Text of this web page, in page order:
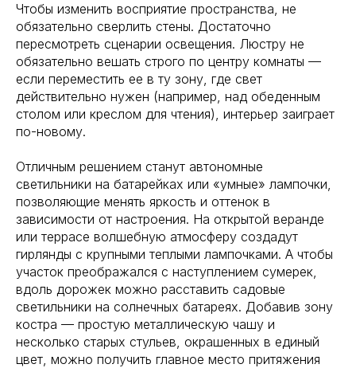
Чтобы изменить восприятие пространства, не
обязательно сверлить стены. Достаточно
пересмотреть сценарии освещения. Люстру не
обязательно вешать строго по центру комнаты —
если переместить ее в ту зону, где свет
действительно нужен (например, над обеденным
столом или креслом для чтения), интерьер заиграет
по-новому.
Отличным решением станут автономные
светильники на батарейках или «умные» лампочки,
позволяющие менять яркость и оттенок в
зависимости от настроения. На открытой веранде
или террасе волшебную атмосферу создадут
гирлянды с крупными теплыми лампочками. А чтобы
участок преображался с наступлением сумерек,
вдоль дорожек можно расставить садовые
светильники на солнечных батареях. Добавив зону
костра — простую металлическую чашу и
несколько старых стульев, окрашенных в единый
цвет, можно получить главное место притяжения